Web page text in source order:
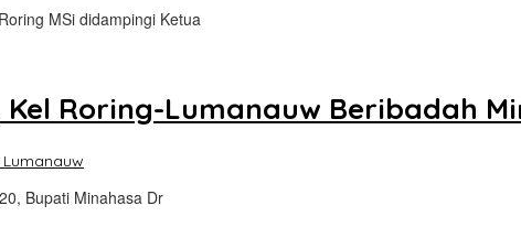
MSi didampingi Ketua
Kel Roring-Lumanauw Beribadah
Bupati Minahasa Dr